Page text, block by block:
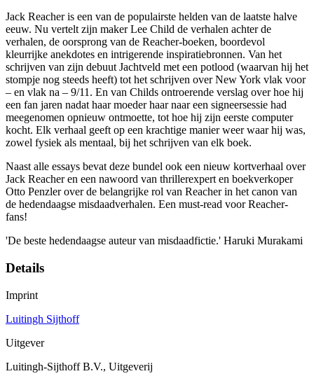
Jack Reacher is een van de populairste helden van de laatste halve
eeuw. Nu vertelt zijn maker Lee Child de verhalen achter de
verhalen, de oorsprong van de Reacher-boeken, boordevol
kleurrijke anekdotes en intrigerende inspiratiebronnen. Van het
schrijven van zijn debuut Jachtveld met een potlood (waarvan hij het
stompje nog steeds heeft) tot het schrijven over New York vlak voor
– en vlak na – 9/11. En van Childs ontroerende verslag over hoe hij
een fan jaren nadat haar moeder haar naar een signeersessie had
meegenomen opnieuw ontmoette, tot hoe hij zijn eerste computer
kocht. Elk verhaal geeft op een krachtige manier weer waar hij was,
zowel fysiek als mentaal, bij het schrijven van elk boek.
Naast alle essays bevat deze bundel ook een nieuw kortverhaal over
Jack Reacher en een nawoord van thrillerexpert en boekverkoper
Otto Penzler over de belangrijke rol van Reacher in het canon van
de hedendaagse misdaadverhalen. Een must-read voor Reacher-
fans!
'De beste hedendaagse auteur van misdaadfictie.' Haruki Murakami
Details
Imprint
Luitingh Sijthoff
Uitgever
Luitingh-Sijthoff B.V., Uitgeverij